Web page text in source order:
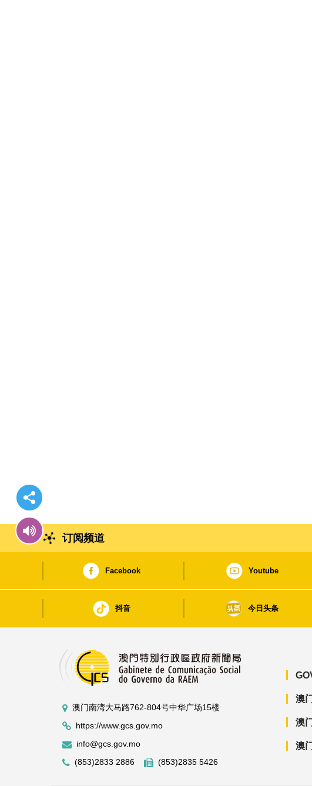
订阅频道
Facebook Youtube
抖音 今日头条
澳门南湾大马路762-804号中华广场15楼
https://www.gcs.gov.mo
info@gcs.gov.mo
(853)2833 2886
(853)2835 5426
澳
澳
澳